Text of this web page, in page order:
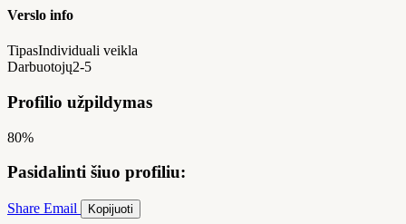
Verslo info
TipasIndividuali veikla
Darbuotojų2-5
Profilio užpildymas
80%
Pasidalinti šiuo profiliu:
Share Email Kopijuoti